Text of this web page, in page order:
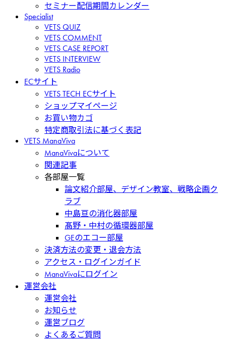
セミナー配信期間カレンダー
Specialist
VETS QUIZ
VETS COMMENT
VETS CASE REPORT
VETS INTERVIEW
VETS Radio
ECサイト
VETS TECH ECサイト
ショップマイページ
お買い物カゴ
特定商取引法に基づく表記
VETS ManaViva
ManaVivaについて
関連記事
各部屋一覧
論文紹介部屋、デザイン教室、戦略企画ク
ラブ
中島亘の消化器部屋
髙野・中村の循環器部屋
GEのエコー部屋
決済方法の変更・退会方法
アクセス・ログインガイド
ManaVivaにログイン
運営会社
運営会社
お知らせ
運営ブログ
よくあるご質問